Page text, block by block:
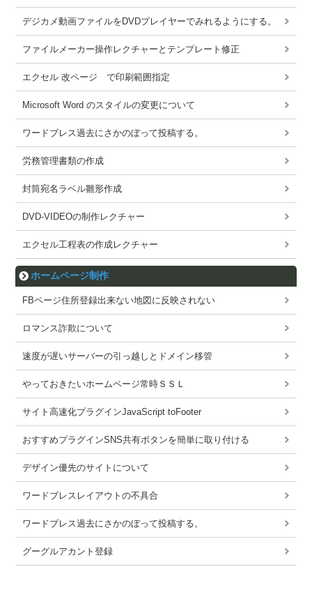
デジカメ動画ファイルをDVDプレイヤーでみれるようにする。
ファイルメーカー操作レクチャーとテンプレート修正
エクセル 改ページ で印刷範囲指定
Microsoft Word のスタイルの変更について
ワードブレス過去にさかのぼって投稿する。
労務管理書類の作成
封筒宛名ラベル雛形作成
DVD-VIDEOの制作レクチャー
エクセル工程表の作成レクチャー
ホームページ制作
FBページ住所登録出来ない地図に反映されない
ロマンス詐欺について
速度が遅いサーバーの引っ越しとドメイン移管
やっておきたいホームページ常時ＳＳＬ
サイト高速化プラグインJavaScript toFooter
おすすめプラグインSNS共有ボタンを簡単に取り付ける
デザイン優先のサイトについて
ワードブレスレイアウトの不具合
ワードブレス過去にさかのぼって投稿する。
グーグルアカント登録